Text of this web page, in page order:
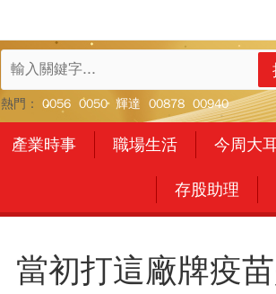
熱門： 0056 0050 輝達 00878 00940
產業時事 職場生活 今周大
存股助理
當初打這廠牌疫